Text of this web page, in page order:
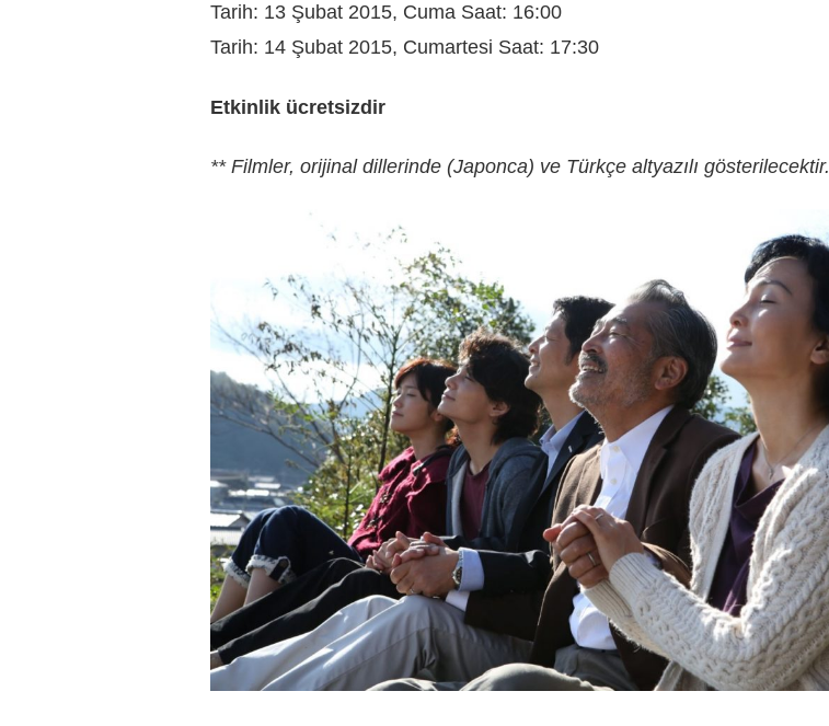
Tarih: 13 Şubat 2015, Cuma Saat: 16:00
Tarih: 14 Şubat 2015, Cumartesi Saat: 17:30
Etkinlik ücretsizdir
** Filmler, orijinal dillerinde (Japonca) ve Türkçe altyazılı gösterilecektir.